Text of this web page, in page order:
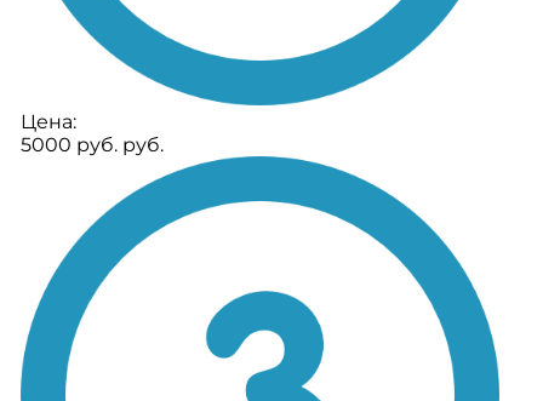
Цена:
5000 руб. руб.